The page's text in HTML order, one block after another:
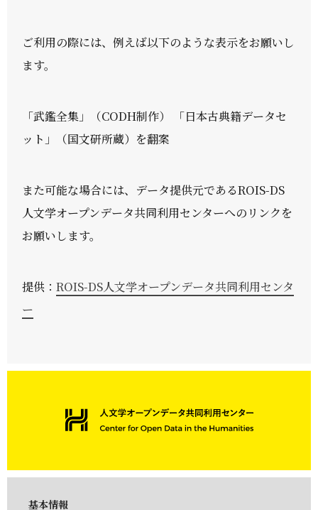
ご利用の際には、例えば以下のような表示をお願いし
ます。
「武鑑全集」（CODH制作） 「日本古典籍データセ
ット」（国文研所蔵）を翻案
また可能な場合には、データ提供元であるROIS-DS
人文学オープンデータ共同利用センターへのリンクを
お願いします。
提供：ROIS-DS人文学オープンデータ共同利用センタ
ー
基本情報